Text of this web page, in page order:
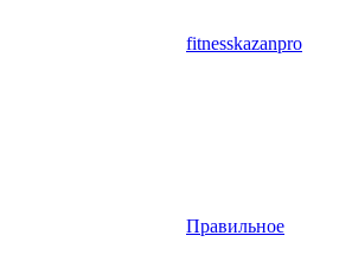
fitnesskazanpro
Правильное